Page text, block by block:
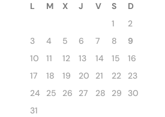
L M X J V S
D
1
2
3
4 5 6 7 8
9
10
11 12 13 14 15
16
17
18 19 20 21 22
23
24
25 26 27 28 29
30
31